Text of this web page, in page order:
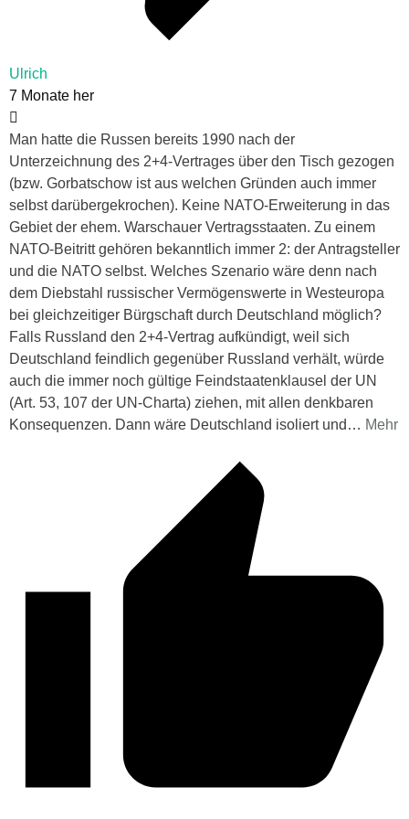
Ulrich
7 Monate her
Man hatte die Russen bereits 1990 nach der
Unterzeichnung des 2+4-Vertrages über den Tisch gezogen
(bzw. Gorbatschow ist aus welchen Gründen auch immer
selbst darübergekrochen). Keine NATO-Erweiterung in das
Gebiet der ehem. Warschauer Vertragsstaaten. Zu einem
NATO-Beitritt gehören bekanntlich immer 2: der Antragsteller
und die NATO selbst. Welches Szenario wäre denn nach
dem Diebstahl russischer Vermögenswerte in Westeuropa
bei gleichzeitiger Bürgschaft durch Deutschland möglich?
Falls Russland den 2+4-Vertrag aufkündigt, weil sich
Deutschland feindlich gegenüber Russland verhält, würde
auch die immer noch gültige Feindstaatenklausel der UN
(Art. 53, 107 der UN-Charta) ziehen, mit allen denkbaren
Konsequenzen. Dann wäre Deutschland isoliert und … Mehr